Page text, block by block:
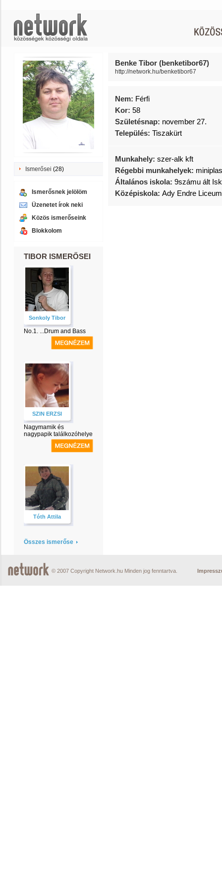
Ismerősei (28)
Ismerősnek jelölöm
Üzenetet írok neki
Közös ismerőseink
Blokkolom
TIBOR ISMERŐSEI
Sonkoly Tibor
No.1. ...Drum and Bass
SZIN ERZSI
Nagymamik és
nagypapik találkozóhelye
Tóth Attila
Összes ismerőse
Benke Tibor (benketibor67)
http://network.hu/benketibor67
Nem: Férfi
Kor: 58
Születésnap: november 27.
Település: Tiszakürt
Munkahely: szer-alk kft
Régebbi munkahelyek:
Általános iskola: 9számu ált
Középiskola: Ady Endre
© 2007 Copyright Network.hu Minden jog fenntartva.